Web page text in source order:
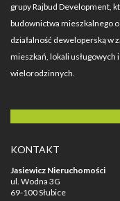
grupy Rajbud Development,
budownictwa mieszkalnego
działalność deweloperską w
mieszkań, lokali usługowych
wielorodzinnych.
KONTAKT
Jasiewicz Nieruchomości
ul. Wodna 3G
69-100 Słubice